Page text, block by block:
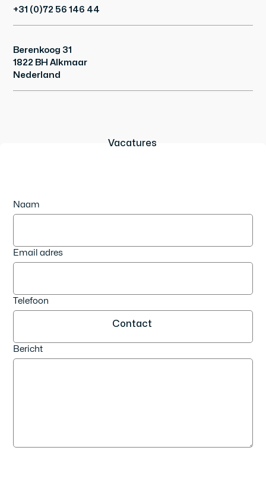
Vacatures
Contact
+31 (0)72 56 146 44
Berenkoog 31
1822 BH Alkmaar
Nederland
Naam
Email adres
Telefoon
Bericht